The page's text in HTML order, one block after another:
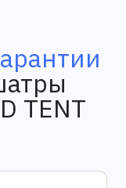
TENT